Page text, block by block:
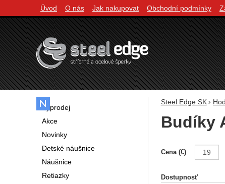
Steel Edge SK
Budíky
Cena (€)
Dostupnosť
Výprodej
Akce
Novinky
Detské náušnice
Náušnice
Retiazky
Navigácia
Úvod O nás Jak nakupovat Obchodní podmínky